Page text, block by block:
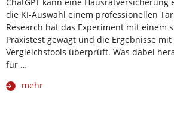
die KI-Auswahl einem professionellen
Research hat das Experiment mit einem
Praxistest gewagt und die Ergebnisse mit
Vergleichstools überprüft. Was dabei
für …
mehr